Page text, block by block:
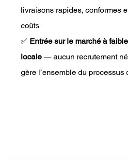
livraisons rapides, conformes
coûts
✅ Entrée sur le marché à
locale — aucun recrutement
gère l’ensemble du processus